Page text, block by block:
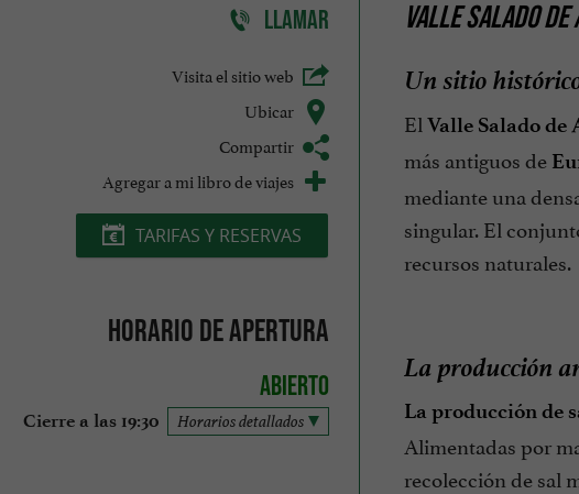
LLAMAR
Visita el sitio web
Ubicar
Compartir
Agregar a mi libro de viajes
TARIFAS Y RESERVAS
Horario de apertura
Abierto
Cierre a las 19:30 Horarios detallados
VALLE SALADO
Un sitio
El Valle Salado de
más antiguos de
mediante una
singular. El
recursos naturales.
La producción
La producción de
Alimentadas por
recolección de sal